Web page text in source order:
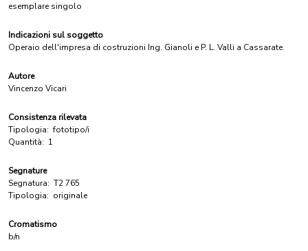
esemplare singolo
Indicazioni sul soggetto
Operaio dell'impresa di costruzioni Ing. Gianoli e P. L. Valli a Cassarate.
Autore
Vincenzo Vicari
Consistenza rilevata
Tipologia: fototipo/i
Quantità: 1
Segnature
Segnatura: T2 765
Tipologia: originale
Cromatismo
b/n